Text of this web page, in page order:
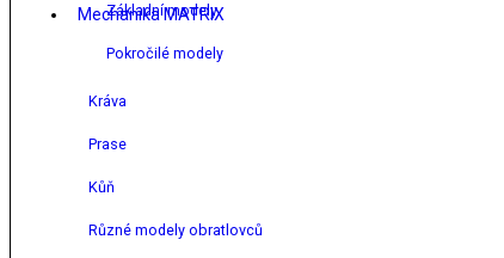
Mechanika MATRIX
Základní modely
Pokročilé modely
Kráva
Prase
Kůň
Různé modely obratlovců